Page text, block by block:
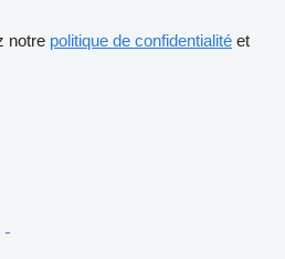
notre politique de confidentialité et